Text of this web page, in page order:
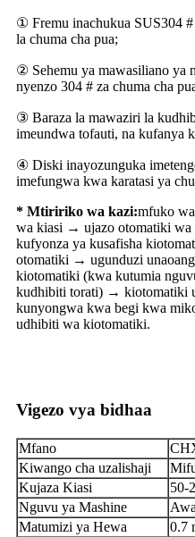
① Fremu inachukua SUS304
la chuma cha pua;
② Sehemu ya mawasiliano ya
nyenzo 304 # za chuma cha
③ Baraza la mawaziri la
imeundwa tofauti, na kufanya
④ Diski inayozunguka
imefungwa kwa karatasi ya
* Mtiririko wa kazi:mfuko
wa kiasi → ujazo otomatiki
kufyonza ya kusafisha
otomatiki → ugunduzi
kiotomatiki (kwa kutumia
kudhibiti torati) → kiotomatiki
kunyongwa kwa begi kwa
udhibiti wa kiotomatiki.
Vigezo vya bidhaa
Mfano
Kiwango cha uzalishaji
Kujaza Kiasi
50-
Nguvu ya Mashine
Matumizi ya Hewa
0.7